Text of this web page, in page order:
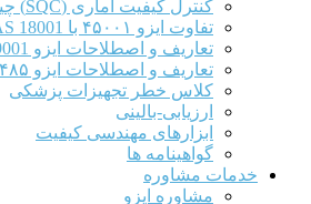
کنترل کیفیت آماری (SQC) چیست؟
تفاوت ایزو ۴۵۰۰۱ با OHSAS 18001
تعاریف و اصطلاحات ایزو 9001
تعاریف و اصطلاحات ایزو ۱۳۴۸۵
کلاس خطر تجهیزات پزشکی
ارزیابی-بالینی
ابزارهای مهندسی کیفیت
گواهینامه ها
خدمات مشاوره
مشاوره ایزو